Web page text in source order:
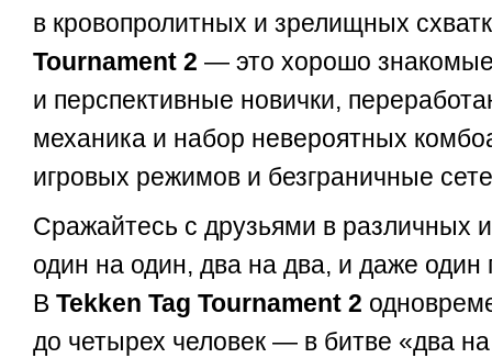
в кровопролитных и зрелищных
Tournament 2 — это хорошо
и перспективные новички,
механика и набор невероятных
игровых режимов и безграничные
Сражайтесь с друзьями в различных
один на один, два на два, и даже один
В Tekken Tag Tournament 2
до четырех человек — в битве «два